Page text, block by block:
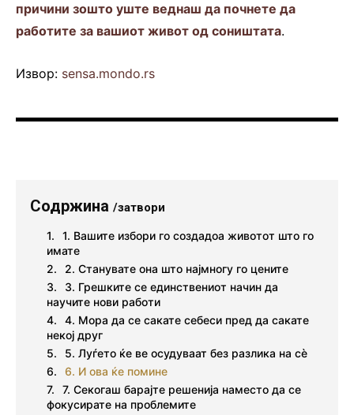
причини зошто уште веднаш да почнете да
работите за вашиот живот од соништата.
Извор: sensa.mondo.rs
Содржина /затвори
1. Вашите избори го создадоа животот што го
имате
2. Станувате она што најмногу го цените
3. Грешките се единствениот начин да
научите нови работи
4. Мора да се сакате себеси пред да сакате
некој друг
5. Луѓето ќе ве осудуваат без разлика на сè
6. И ова ќе помине
7. Секогаш барајте решенија наместо да се
фокусирате на проблемите